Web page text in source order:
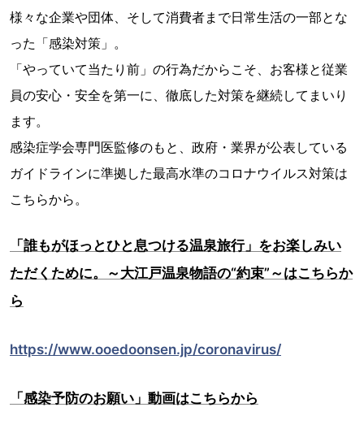
様々な企業や団体、そして消費者まで日常生活の一部とな
った「感染対策」。
「やっていて当たり前」の行為だからこそ、お客様と従業
員の安心・安全を第一に、徹底した対策を継続してまいり
ます。
感染症学会専門医監修のもと、政府・業界が公表している
ガイドラインに準拠した最高水準のコロナウイルス対策は
こちらから。
「誰もがほっとひと息つける温泉旅行」をお楽しみい
ただくために。～大江戸温泉物語の“約束”～はこちらか
ら
https://www.ooedoonsen.jp/coronavirus/
「感染予防のお願い」動画はこちらから